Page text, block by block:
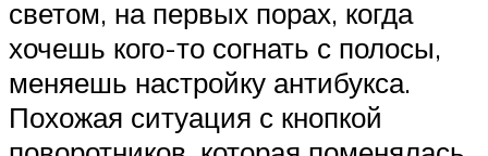
светом, на первых порах, когда
хочешь кого-то согнать с полосы,
меняешь настройку антибукса.
Похожая ситуация с кнопкой